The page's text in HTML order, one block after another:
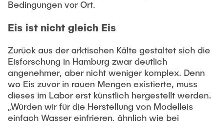
Stanislav Samis
Sebastian Schaffenroth
Anton Sieganschin
Noah Sielck
Jan Waldhelm
Marvin Wenzel
Julia Yip
Bedingungen vor Ort.
Eis ist nicht gleich Eis
Zurück aus der arktischen Kälte gestaltet sich die
Eisforschung in Hamburg zwar deutlich
angenehmer, aber nicht weniger komplex. Denn
wo Eis zuvor in rauen Mengen existierte, muss
dieses im Labor erst künstlich hergestellt werden.
„Würden wir für die Herstellung von Modelleis
einfach Wasser einfrieren, ähnlich wie bei